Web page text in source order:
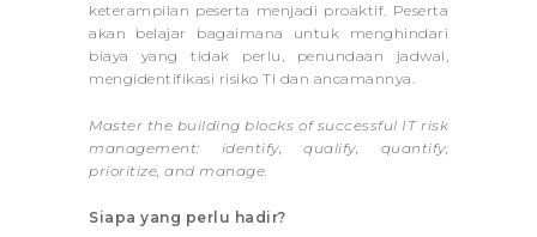
keterampilan peserta menjadi proaktif. Peserta
akan belajar bagaimana untuk menghindari
biaya yang tidak perlu, penundaan jadwal,
mengidentifikasi risiko TI dan ancamannya.
Master the building blocks of successful IT risk
management: identify, qualify, quantify,
prioritize, and manage.
Siapa yang perlu hadir?